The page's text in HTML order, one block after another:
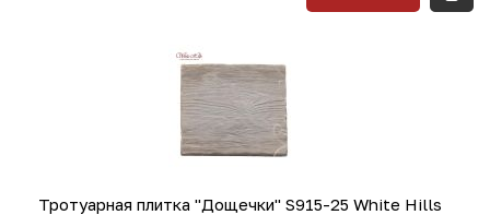
Тротуарная плитка "Дощечки" S915-25 White Hills